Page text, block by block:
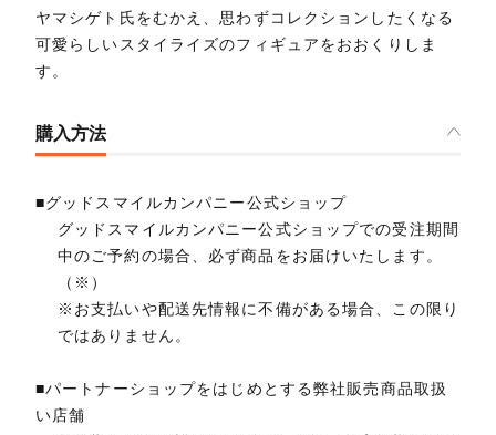
ヤマシゲト氏をむかえ、思わずコレクションしたくなる
可愛らしいスタイライズのフィギュアをおおくりしま
す。
購入方法
■グッドスマイルカンパニー公式ショップ
グッドスマイルカンパニー公式ショップでの受注期間
中のご予約の場合、必ず商品をお届けいたします。
（※）
※お支払いや配送先情報に不備がある場合、この限り
ではありません。
■パートナーショップをはじめとする弊社販売商品取扱
い店舗